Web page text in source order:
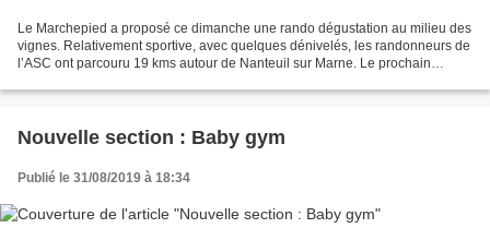
Le Marchepied a proposé ce dimanche une rando dégustation au milieu des
vignes. Relativement sportive, avec quelques dénivelés, les randonneurs de
l’ASC ont parcouru 19 kms autour de Nanteuil sur Marne. Le prochain
Nouvelle section : Baby gym
Publié le 31/08/2019 à 18:34